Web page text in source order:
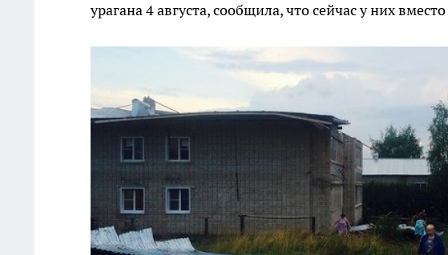
урагана 4 августа, сообщила, что сейчас у них